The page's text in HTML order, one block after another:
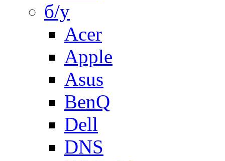
б/у
Acer
Apple
Asus
BenQ
Dell
DNS